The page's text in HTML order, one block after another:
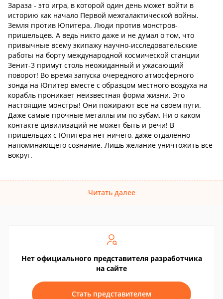
Зараза - это игра, в которой один день может войти в
историю как начало Первой межгалактической войны.
Земля против Юпитера. Люди против монстров-
пришельцев. А ведь никто даже и не думал о том, что
привычные всему экипажу научно-исследовательские
работы на борту международной космической станции
Зенит-3 примут столь неожиданный и ужасающий
поворот! Во время запуска очередного атмосферного
зонда на Юпитер вместе с образцом местного воздуха на
корабль проникает неизвестная форма жизни. Это
настоящие монстры! Они пожирают все на своем пути.
Даже самые прочные металлы им по зубам. Ни о каком
контакте цивилизаций не может быть и речи! В
пришельцах с Юпитера нет ничего, даже отдаленно
напоминающего сознание. Лишь желание уничтожить все
вокруг.
Читать далее
Нет официального представителя разработчика
на сайте
Стать представителем